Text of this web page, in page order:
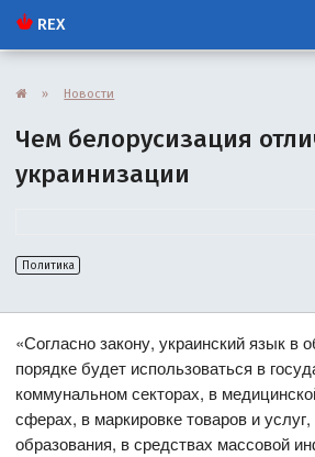
REX
» Новости
Чем белорусизация
украинизации
Политика
«Согласно закону, украинский язык в
порядке будет использоваться в
коммунальном секторах, в
сферах, в маркировке товаров и
образования, в средствах массовой